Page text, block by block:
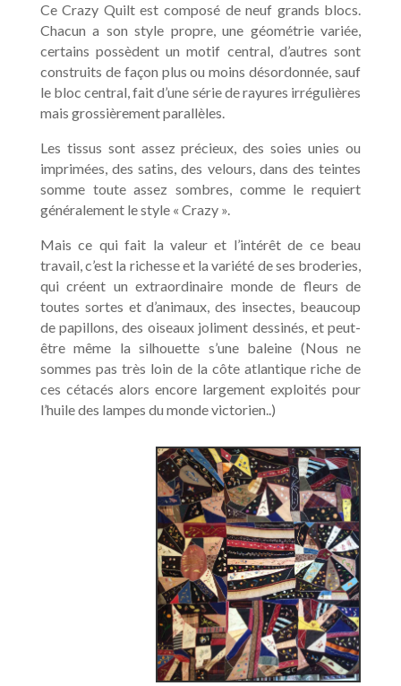
Ce Crazy Quilt est composé de neuf grands blocs.
Chacun a son style propre, une géométrie variée,
certains possèdent un motif central, d’autres sont
construits de façon plus ou moins désordonnée, sauf
le bloc central, fait d’une série de rayures irrégulières
mais grossièrement parallèles.
Les tissus sont assez précieux, des soies unies ou
imprimées, des satins, des velours, dans des teintes
somme toute assez sombres, comme le requiert
généralement le style « Crazy ».
Mais ce qui fait la valeur et l’intérêt de ce beau
travail, c’est la richesse et la variété de ses broderies,
qui créent un extraordinaire monde de fleurs de
toutes sortes et d’animaux, des insectes, beaucoup
de papillons, des oiseaux joliment dessinés, et peut-
être même la silhouette s’une baleine (Nous ne
sommes pas très loin de la côte atlantique riche de
ces cétacés alors encore largement exploités pour
l’huile des lampes du monde victorien..)